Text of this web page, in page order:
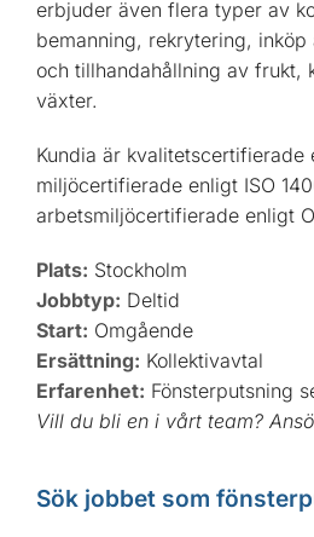
erbjuder även flera typer av
bemanning, rekrytering, inköp
och tillhandahållning av frukt,
växter.
Kundia är kvalitetscertifierade
miljöcertifierade enligt ISO
arbetsmiljöcertifierade enligt
Plats: Stockholm
Jobbtyp: Deltid
Start: Omgående
Ersättning: Kollektivavtal
Erfarenhet: Fönsterputsning
Vill du bli en i vårt team?
Sök jobbet som